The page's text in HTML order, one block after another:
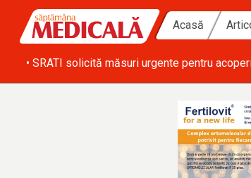
Acasă
• SRATI solicită măsuri urgente pentru